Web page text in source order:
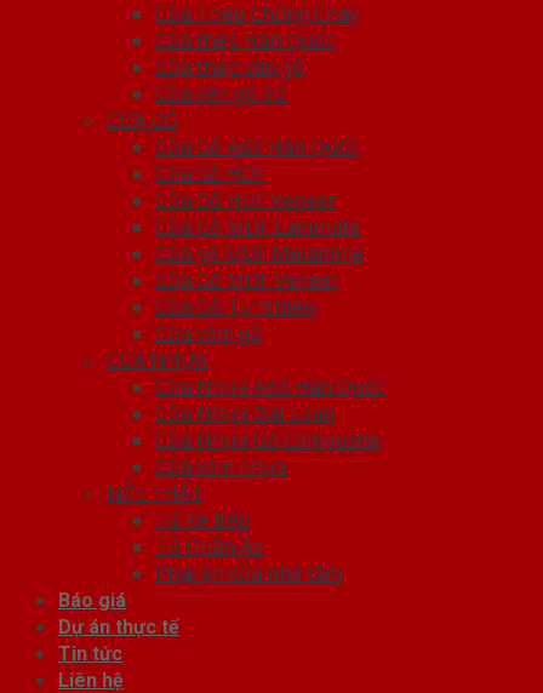
Cửa Thép Chống Cháy
Cửa thép Hàn Quốc
Cửa thép vân gỗ
Cửa vân gỗ 5D
CỬA GỖ
Cửa Gỗ ABS Hàn Quốc
Cửa Gỗ HDF
Cửa Gỗ HDF Veneer
Cửa Gỗ MDF Laminate
Cửa gỗ MDF Melamine
Cửa Gỗ MDF Veneer
Cửa Gỗ Tự Nhiên
Cửa vòm gỗ
CỬA NHỰA
Cửa Nhựa ABS Hàn Quốc
Cửa Nhựa Đài Loan
Cửa Nhựa Gỗ Composite
Cửa vòm nhựa
NỘI THẤT
Tủ Kệ Bếp
Tủ Quần Áo
Phụ kiện cửa nhà tắm
Báo giá
Dự án thực tế
Tin tức
Liên hệ